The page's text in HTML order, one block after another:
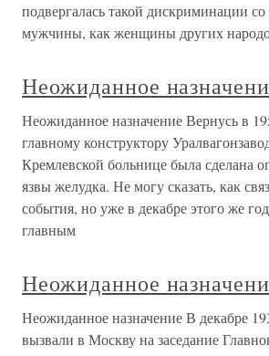
подвергалась такой дискриминации
мужчины, как женщины других
Неожиданное
Неожиданное назначение Вернусь в
главному конструктору
Кремлевской больнице была сделана
язвы желудка. Не могу сказать, как
события, но уже в декабре этого же
главным
Неожиданное
Неожиданное назначение В декабре
вызвали в Москву на заседание